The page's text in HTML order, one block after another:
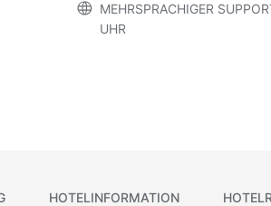
MEHRSPRACHIGER
UHR
HOTELINFORMATION